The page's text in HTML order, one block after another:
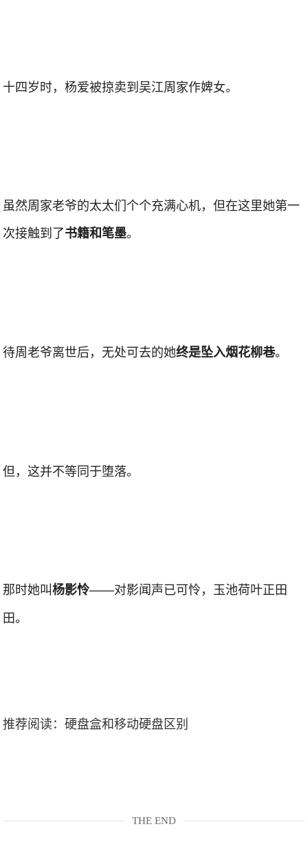
十四岁时，杨爱被掠卖到吴江周家作婢女。
虽然周家老爷的太太们个个充满心机，但在这里她第一
次接触到了书籍和笔墨。
待周老爷离世后，无处可去的她终是坠入烟花柳巷。
但，这并不等同于堕落。
那时她叫杨影怜——对影闻声已可怜，玉池荷叶正田
田。
推荐阅读：硬盘盒和移动硬盘区别
THE END